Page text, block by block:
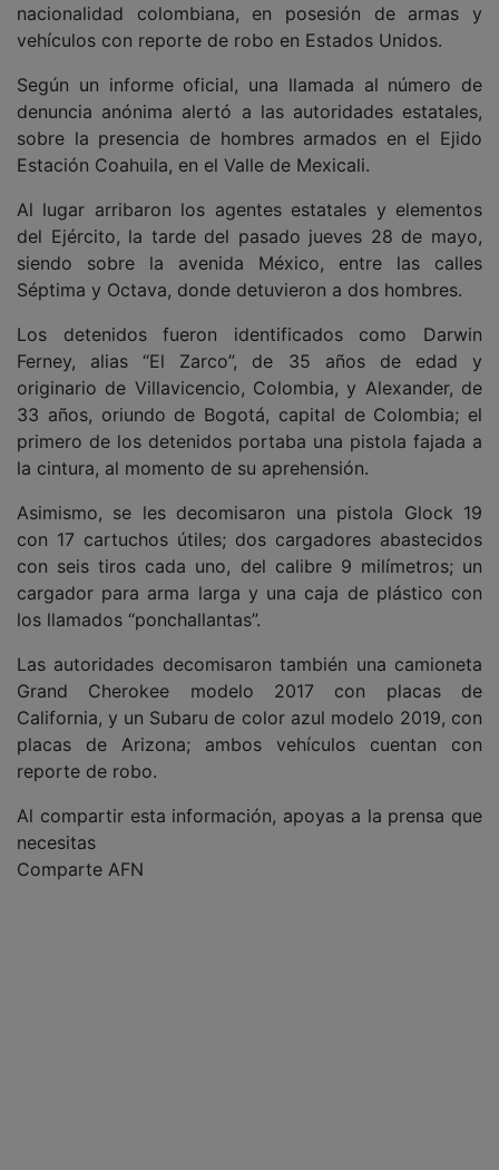
nacionalidad colombiana, en posesión de armas y
vehículos con reporte de robo en Estados Unidos.
Según un informe oficial, una llamada al número de
denuncia anónima alertó a las autoridades estatales,
sobre la presencia de hombres armados en el Ejido
Estación Coahuila, en el Valle de Mexicali.
Al lugar arribaron los agentes estatales y elementos
del Ejército, la tarde del pasado jueves 28 de mayo,
siendo sobre la avenida México, entre las calles
Séptima y Octava, donde detuvieron a dos hombres.
Los detenidos fueron identificados como Darwin
Ferney, alias “El Zarco”, de 35 años de edad y
originario de Villavicencio, Colombia, y Alexander, de
33 años, oriundo de Bogotá, capital de Colombia; el
primero de los detenidos portaba una pistola fajada a
la cintura, al momento de su aprehensión.
Asimismo, se les decomisaron una pistola Glock 19
con 17 cartuchos útiles; dos cargadores abastecidos
con seis tiros cada uno, del calibre 9 milímetros; un
cargador para arma larga y una caja de plástico con
los llamados “ponchallantas”.
Las autoridades decomisaron también una camioneta
Grand Cherokee modelo 2017 con placas de
California, y un Subaru de color azul modelo 2019, con
placas de Arizona; ambos vehículos cuentan con
reporte de robo.
Al compartir esta información, apoyas a la prensa que
necesitas
Comparte AFN